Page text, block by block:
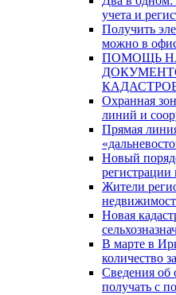
учета и
Получить
можно в
ПОМОЩЬ
Охранная
линий и
Прямая
Новый
Жители
Новая
В марте в
количество
Сведения об
получать с